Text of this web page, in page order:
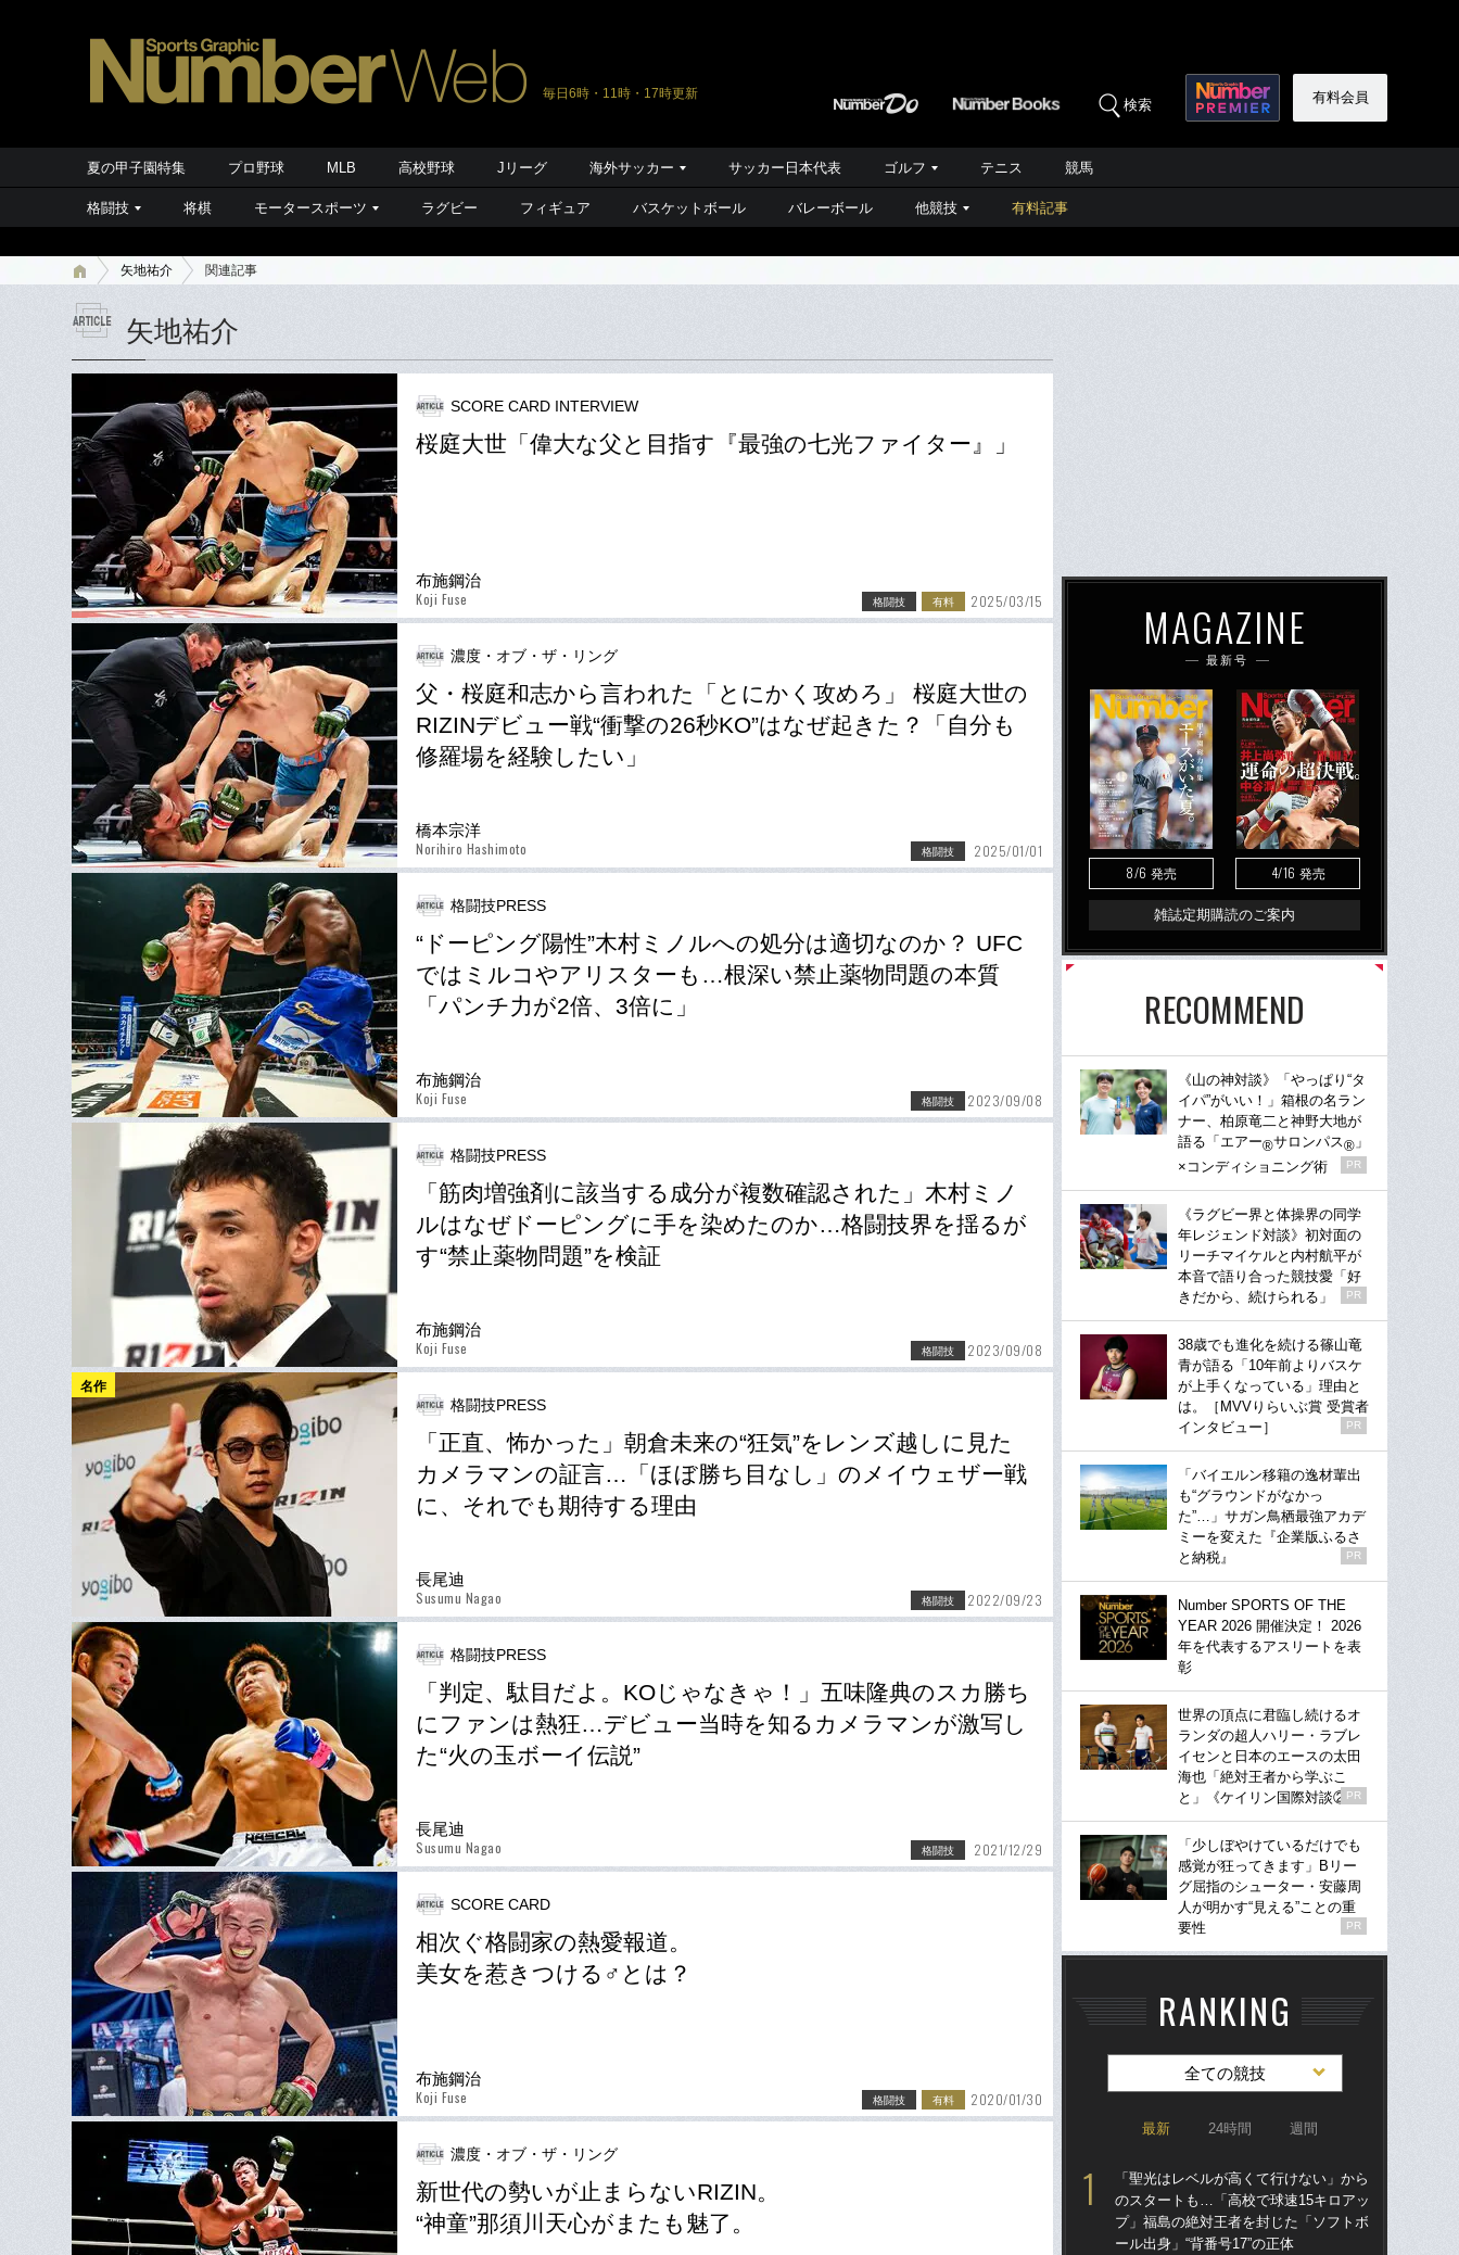
毎日6時・11時・17時更新
検索 有料会員
夏の甲子園特集 プロ野球 MLB 高校野球 Jリーグ 海外サッカー サッカー日本代表 ゴルフ テニス 競馬
格闘技 将棋 モータースポーツ ラグビー フィギュア バスケットボール バレーボール 他競技 有料記事
矢地祐介 関連記事
矢地祐介
SCORE CARD INTERVIEW
桜庭大世「偉大な父と目指す『最強の七光ファイター』」
布施鋼治
Koji Fuse 格闘技 有料 2025/03/15
濃度・オブ・ザ・リング
父・桜庭和志から言われた「とにかく攻めろ」 桜庭大世の
RIZINデビュー戦“衝撃の26秒KO”はなぜ起きた？「自分も
修羅場を経験したい」
橋本宗洋
Norihiro Hashimoto 格闘技 2025/01/01
格闘技PRESS
“ドーピング陽性”木村ミノルへの処分は適切なのか？ UFC
ではミルコやアリスターも…根深い禁止薬物問題の本質
「パンチ力が2倍、3倍に」
布施鋼治
Koji Fuse 格闘技 2023/09/08
格闘技PRESS
「筋肉増強剤に該当する成分が複数確認された」木村ミノ
ルはなぜドーピングに手を染めたのか…格闘技界を揺るが
す“禁止薬物問題”を検証
布施鋼治
Koji Fuse 格闘技
2023/09/08
名作
格闘技PRESS
「正直、怖かった」朝倉未来の“狂気”をレンズ越しに見た
カメラマンの証言…「ほぼ勝ち目なし」のメイウェザー戦
に、それでも期待する理由
長尾迪
Susumu Nagao 格闘技 2022/09/23
格闘技PRESS
「判定、駄目だよ。KOじゃなきゃ！」五味隆典のスカ勝ち
にファンは熱狂…デビュー当時を知るカメラマンが激写し
た“火の玉ボーイ伝説”
長尾迪
Susumu Nagao 格闘技 2021/12/29
SCORE CARD
相次ぐ格闘家の熱愛報道。
美女を惹きつける♂とは？
布施鋼治
Koji Fuse 格闘技 有料 2020/01/30
濃度・オブ・ザ・リング
新世代の勢いが止まらないRIZIN。
“神童”那須川天心がまたも魅了。
MAGAZINE
最新号
8/6 発売 4/16 発売
雑誌定期購読のご案内
RECOMMEND
《山の神対談》「やっぱり“タ
イパ”がいい！」箱根の名ラン
ナー、柏原竜二と神野大地が
語る「エアー®サロンパス® 」
×コンディショニング術
PR
《ラグビー界と体操界の同学
年レジェンド対談》初対面の
リーチマイケルと内村航平が
本音で語り合った競技愛「好
きだから、続けられる」
PR
38歳でも進化を続ける篠山竜
青が語る「10年前よりバスケ
が上手くなっている」理由と
は。［MVVりらいぶ賞 受賞者
インタビュー］
PR
「バイエルン移籍の逸材輩出
も“グラウンドがなかっ
た”…」サガン鳥栖最強アカデ
ミーを変えた『企業版ふるさ
と納税』
PR
Number SPORTS OF THE
YEAR 2026 開催決定！ 2026
年を代表するアスリートを表
彰
世界の頂点に君臨し続けるオ
ランダの超人ハリー・ラブレ
イセンと日本のエースの太田
海也「絶対王者から学ぶこ
と」《ケイリン国際対談②》
PR
「少しぼやけているだけでも
感覚が狂ってきます」Bリー
グ屈指のシューター・安藤周
人が明かす“見える”ことの重
要性
PR
RANKING
全ての競技
最新 24時間 週間
「聖光はレベルが高くて行けない」から
のスタートも…「高校で球速15キロアッ
プ」福島の絶対王者を封じた「ソフトボ
ール出身」“背番号17”の正体